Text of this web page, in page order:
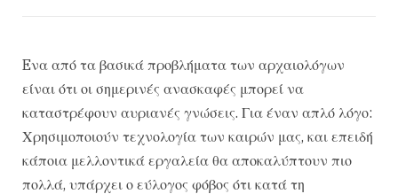
Eνα από τα βασικά προβλήματα των αρχαιολόγων
είναι ότι οι σημερινές ανασκαφές μπορεί να
καταστρέφουν αυριανές γνώσεις. Για έναν απλό λόγο:
Χρησιμοποιούν τεχνολογία των καιρών μας, και επειδή
κάποια μελλοντικά εργαλεία θα αποκαλύπτουν πιο
πολλά, υπάρχει ο εύλογος φόβος ότι κατά τη